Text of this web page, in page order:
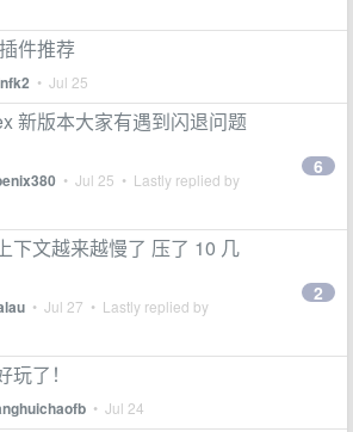
件推荐
• Jul 25
新版本大家有遇到闪退问题
• Jul 25 • Lastly replied by
6
下文越来越慢了 压了 10 几
• Jul 27 • Lastly replied by
2
了！
• Jul 24